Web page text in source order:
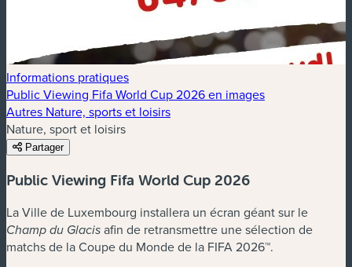
Informations pratiques
Public Viewing Fifa World Cup 2026 en images
Autres Nature, sports et loisirs
Nature, sport et loisirs
Partager
Public Viewing Fifa World Cup 2026
La Ville de Luxembourg installera un écran géant sur le
Champ du Glacis afin de retransmettre une sélection de
matchs de la Coupe du Monde de la FIFA 2026™.